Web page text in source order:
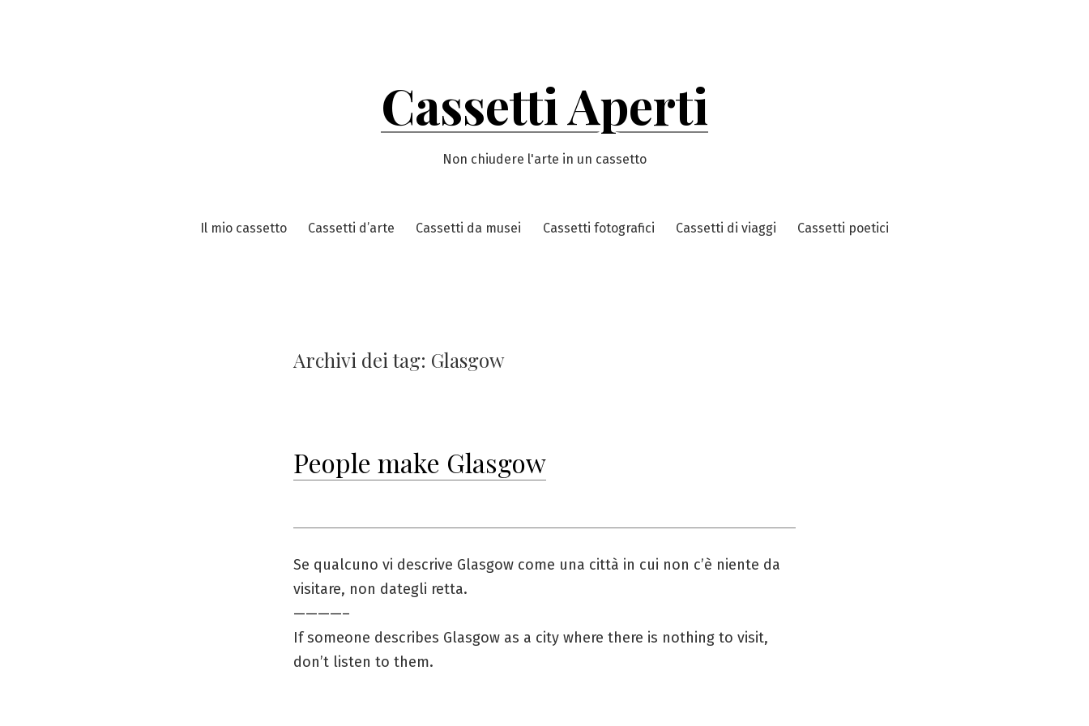
Cassetti Aperti
Non chiudere l'arte in un cassetto
Il mio cassetto Cassetti d’arte Cassetti da musei Cassetti fotografici Cassetti di viaggi Cassetti poetici
Archivi dei tag: Glasgow
People make Glasgow
Se qualcuno vi descrive Glasgow come una città in cui non c’è niente da
visitare, non dategli retta.
————–
If someone describes Glasgow as a city where there is nothing to visit,
don’t listen to them.